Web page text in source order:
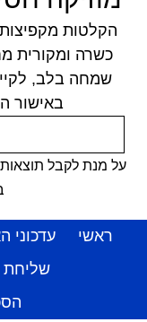
הקלטות מקפיצות
כשרה ומקורית
שמחה בלב,
באישור
על מנת לקבל תוצאות
ראשי עדכוני
שליחת